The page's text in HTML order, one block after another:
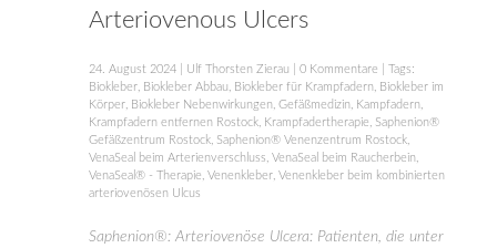
Arteriovenous Ulcers
24. August 2024 Ulf Thorsten Zierau 0 Kommentare | Tags:
Biokleber, Biokleber Abbau, Biokleber für Krampfadern, Biokleber im
Körper, Biokleber Nebenwirkungen, Gefäßmedizin, Kampfadern,
Krampfadern entfernen Rostock, Krampfadertherapie, Saphenion®
Gefäßzentrum Rostock, Saphenion® Venenzentrum Rostock,
VenaSeal beim Arterienverschluss, VenaSeal beim Raucherbein,
VenaSeal® - Therapie, Venenkleber, Venenkleber beim kombinierten
arteriovenösen Ulcus
Saphenion®: Arteriovenöse Ulcera: Patienten, die unter